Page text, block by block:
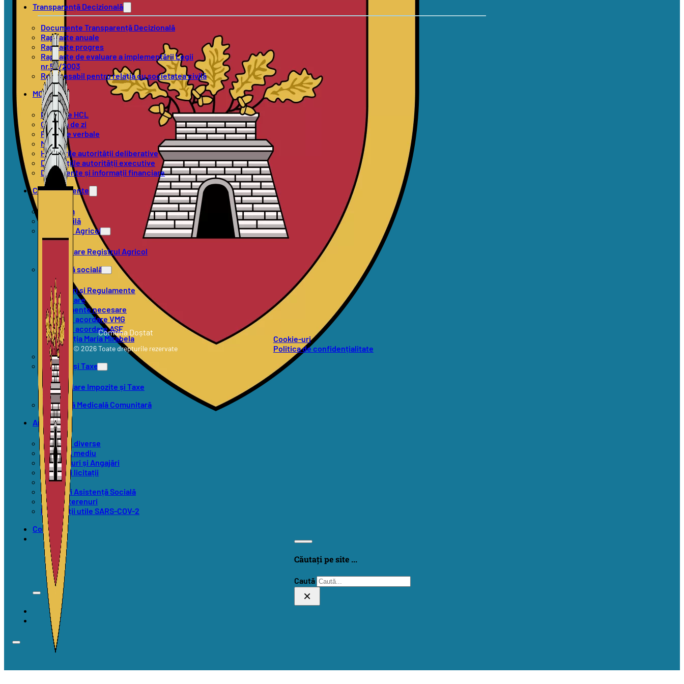
Transparență Decizională
Documente Transparență Decizională
Rapoarte anuale
Rapoarte progres
Rapoarte de evaluare a implementării Legii
nr.52/2003
Responsabil pentru relația cu societatea civilă
MOL
Proiecte HCL
Ordinea de zi
Procese verbale
Minute
Hotărârile autorității deliberative
Dispozițiile autorității executive
Documente și informații financiare
Compartimente
Urbanism
Stare Civilă
Registrul Agricol
Formulare Registrul Agricol
Asistență socială
Hotărâri și Regulamente
Formulare
Documente necesare
Criterii acordare VMG
Criterii acordare ASF
Asociația Maria Mirabela
SVSU
Impozite și Taxe
Formulare Impozite și Taxe
Asistență Medicală Comunitară
Anunțuri
Anunțuri diverse
Anunțuri mediu
Concursuri și Angajări
Anunțuri licitații
Alegeri
Anunțuri Asistență Socială
Vânzări terenuri
Informații utile SARS-COV-2
Contact
Căutați pe site ...
Caută
×
Comuna Doștat
© 2026 Toate drepturile rezervate
Cookie-uri
Politica de confidențialitate